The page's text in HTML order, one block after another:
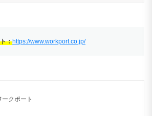
：https://www.workport.co.jp/
クポート